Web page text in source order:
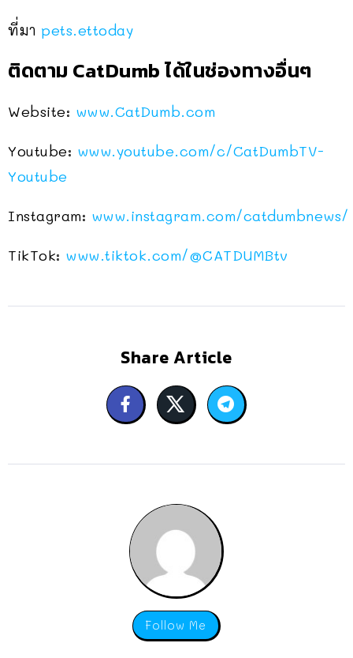
ที่มา pets.ettoday
ติดตาม CatDumb ได้ในช่องทางอื่นๆ
Website: www.CatDumb.com
Youtube: www.youtube.com/c/CatDumbTV-
Youtube
Instagram: www.instagram.com/catdumbnews/
TikTok: www.tiktok.com/@CATDUMBtv
Share Article
Follow Me